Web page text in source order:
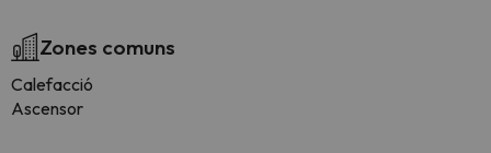
Zones comuns
Calefacció
Ascensor